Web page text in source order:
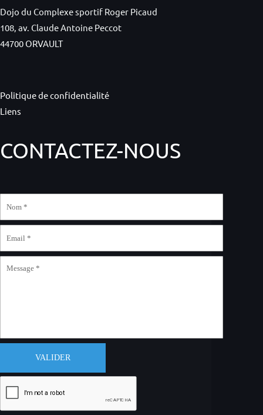
Dojo du Complexe sportif Roger Picaud
108, av. Claude Antoine Peccot
44700 ORVAULT
Politique de confidentialité
Liens
CONTACTEZ-NOUS
VALIDER